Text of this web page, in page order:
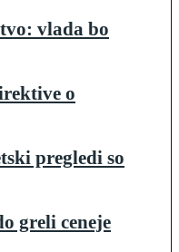
vlada bo
o
pregledi so
greli ceneje